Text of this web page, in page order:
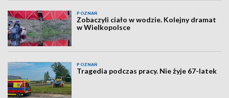
POZNAŃ
Zobaczyli ciało w wodzie. Kolejny dramat
w Wielkopolsce
POZNAŃ
Tragedia podczas pracy. Nie żyje 67-latek